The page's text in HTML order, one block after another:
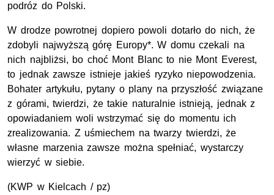
podróz do Polski.
W drodze powrotnej dopiero powoli dotarło do nich, że
zdobyli najwyższą górę Europy*. W domu czekali na
nich najbliżsi, bo choć Mont Blanc to nie Mont Everest,
to jednak zawsze istnieje jakieś ryzyko niepowodzenia.
Bohater artykułu, pytany o plany na przyszłość związane
z górami, twierdzi, że takie naturalnie istnieją, jednak z
opowiadaniem woli wstrzymać się do momentu ich
zrealizowania. Z uśmiechem na twarzy twierdzi, że
własne marzenia zawsze można spełniać, wystarczy
wierzyć w siebie.
(KWP w Kielcach / pz)